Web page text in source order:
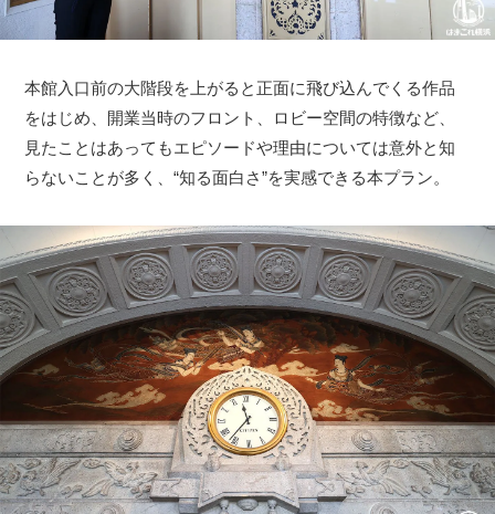
本館入口前の大階段を上がると正面に飛び込んでくる作品
をはじめ、開業当時のフロント、ロビー空間の特徴など、
見たことはあってもエピソードや理由については意外と知
らないことが多く、“知る面白さ”を実感できる本プラン。